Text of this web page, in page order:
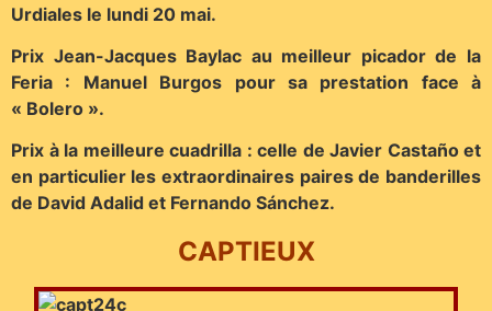
Urdiales le lundi 20 mai.
Prix Jean-Jacques Baylac au meilleur picador de la
Feria : Manuel Burgos pour sa prestation face à
« Bolero ».
Prix à la meilleure cuadrilla : celle de Javier Castaño et
en particulier les extraordinaires paires de banderilles
de David Adalid et Fernando Sánchez.
CAPTIEUX